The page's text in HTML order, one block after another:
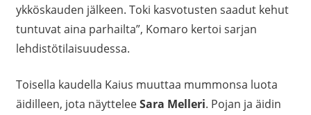
ykköskauden jälkeen. Toki kasvotusten saadut kehut
tuntuvat aina parhailta”, Komaro kertoi sarjan
lehdistötilaisuudessa.
Toisella kaudella Kaius muuttaa mummonsa luota
äidilleen, jota näytteleeSara Melleri. Pojan ja äidin